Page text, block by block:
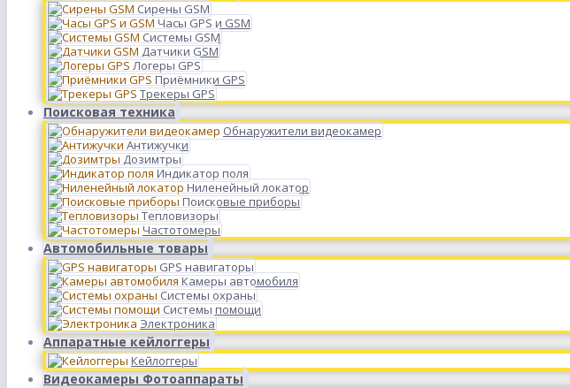
Сирены GSM
Часы GPS и GSM
Системы GSM
Датчики GSM
Логеры GPS
Приёмники GPS
Трекеры GPS
Поисковая техника
Обнаружители видеокамер
Антижучки
Дозимтры
Индикатор поля
Ниленейный локатор
Поисковые приборы
Тепловизоры
Частотомеры
Автомобильные товары
GPS навигаторы
Камеры автомобиля
Системы охраны
Системы помощи
Электроника
Аппаратные кейлоггеры
Кейлоггеры
Видеокамеры Фотоаппараты